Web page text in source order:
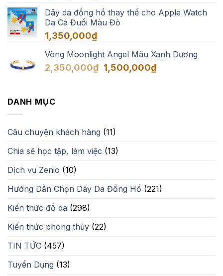
Dây da đồng hồ thay thế cho Apple Watch
Da Cá Đuối Màu Đỏ
1,350,000₫
Vòng Moonlight Angel Màu Xanh Dương
2,350,000₫ Giá
1,500,000₫Giá
DANH MỤC
Câu chuyện khách hàng (11)
Chia sẽ học tập, làm việc (13)
Dịch vụ Zenio (10)
Hướng Dẫn Chọn Dây Da Đồng Hồ (221)
Kiến thức đồ da (298)
Kiến thức phong thủy (22)
TIN TỨC (457)
Tuyển Dụng (13)